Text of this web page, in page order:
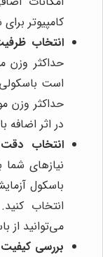
کامپیوتر
انتخاب
حداکثر وزن
است
حداکثر وزن
در اثر اضافه
انتخاب
نیازهای شما
باسکول
انتخاب
می‌توانید از
بررسی